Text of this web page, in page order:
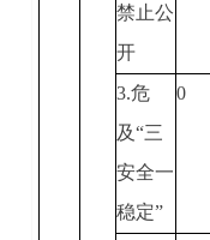
禁止公
开
3.危
及“三
安全一
稳定”
0